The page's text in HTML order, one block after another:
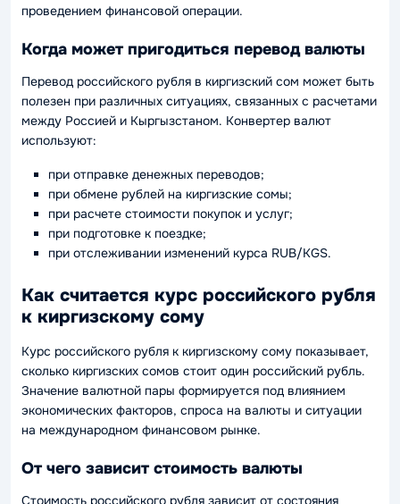
проведением финансовой операции.
Когда может пригодиться перевод валюты
Перевод российского рубля в киргизский сом может быть
полезен при различных ситуациях, связанных с расчетами
между Россией и Кыргызстаном. Конвертер валют
используют:
при отправке денежных переводов;
при обмене рублей на киргизские сомы;
при расчете стоимости покупок и услуг;
при подготовке к поездке;
при отслеживании изменений курса RUB/KGS.
Как считается курс российского рубля
к киргизскому сому
Курс российского рубля к киргизскому сому показывает,
сколько киргизских сомов стоит один российский рубль.
Значение валютной пары формируется под влиянием
экономических факторов, спроса на валюты и ситуации
на международном финансовом рынке.
От чего зависит стоимость валюты
Стоимость российского рубля зависит от состояния